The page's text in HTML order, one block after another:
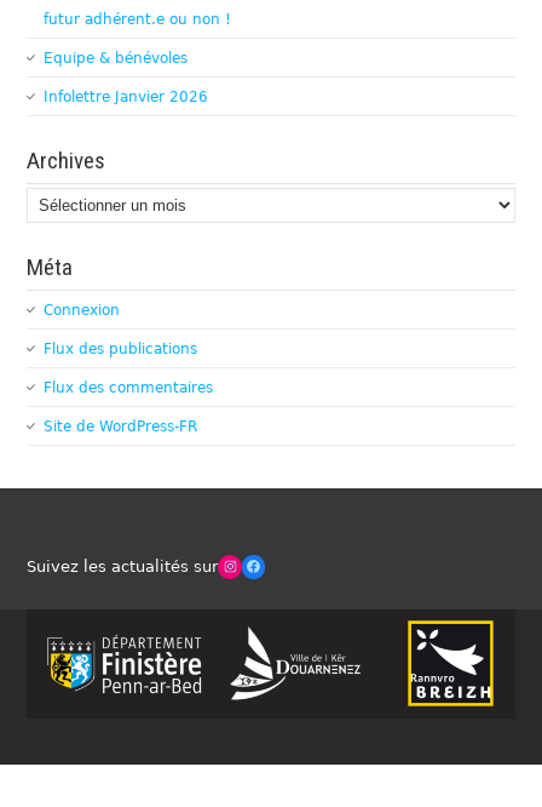
futur adhérent.e ou non !
Equipe & bénévoles
Infolettre Janvier 2026
Archives
Archives
Méta
Connexion
Flux des publications
Flux des commentaires
Site de WordPress-FR
Suivez les actualités surWinches Club OfficielFacebook